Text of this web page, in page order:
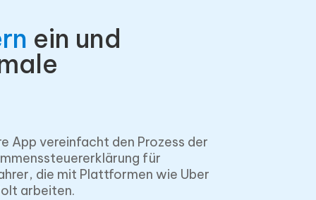
ein und
App vereinfacht den Prozess der
für
die mit Plattformen wie Uber
arbeiten.